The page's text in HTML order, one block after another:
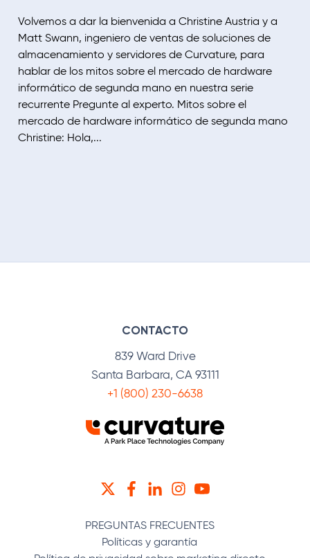
Volvemos a dar la bienvenida a Christine Austria y a
Matt Swann, ingeniero de ventas de soluciones de
almacenamiento y servidores de Curvature, para
hablar de los mitos sobre el mercado de hardware
informático de segunda mano en nuestra serie
recurrente Pregunte al experto. Mitos sobre el
mercado de hardware informático de segunda mano
Christine: Hola,...
CONTACTO
839 Ward Drive
Santa Barbara, CA 93111
+1 (800) 230-6638
TWITTERFACEBOOK
LINKEDININSTAGRAM
YOUTUBE
PREGUNTAS FRECUENTES
Políticas y garantía